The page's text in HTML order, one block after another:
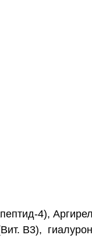
4),
В3),